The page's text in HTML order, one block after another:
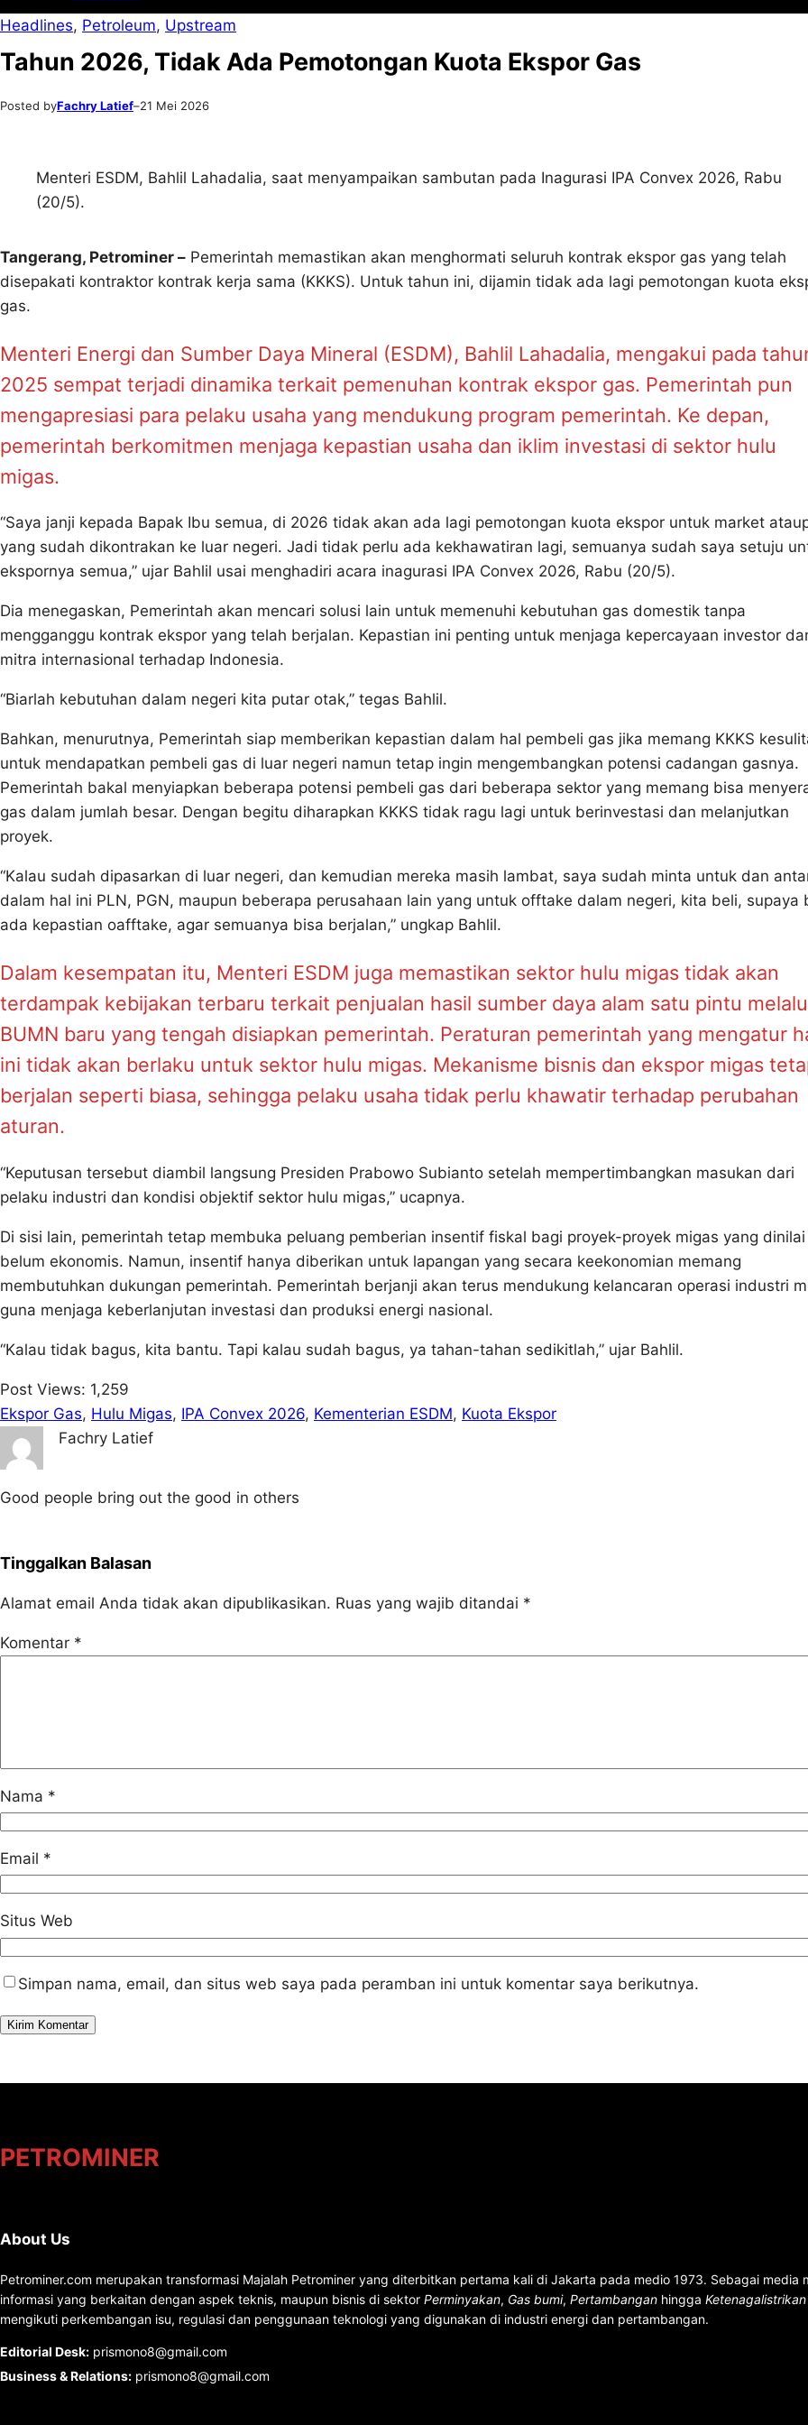
Headlines, Petroleum, Upstream
Tahun 2026, Tidak Ada Pemotongan Kuota Ekspor Gas
Posted byFachry Latief–21 Mei 2026
Menteri ESDM, Bahlil Lahadalia, saat menyampaikan sambutan pada Inagurasi IPA Convex 2026, Rabu
(20/5).
Tangerang, Petrominer – Pemerintah memastikan akan menghormati seluruh kontrak ekspor gas yang telah
disepakati kontraktor kontrak kerja sama (KKKS). Untuk tahun ini, dijamin tidak ada lagi pemotongan kuota
gas.
Menteri Energi dan Sumber Daya Mineral (ESDM), Bahlil Lahadalia, mengakui pada
2025 sempat terjadi dinamika terkait pemenuhan kontrak ekspor gas. Pemerintah pun
mengapresiasi para pelaku usaha yang mendukung program pemerintah. Ke depan,
pemerintah berkomitmen menjaga kepastian usaha dan iklim investasi di sektor hulu
migas.
“Saya janji kepada Bapak Ibu semua, di 2026 tidak akan ada lagi pemotongan kuota ekspor untuk market
yang sudah dikontrakan ke luar negeri. Jadi tidak perlu ada kekhawatiran lagi, semuanya sudah saya setuju
ekspornya semua,” ujar Bahlil usai menghadiri acara inagurasi IPA Convex 2026, Rabu (20/5).
Dia menegaskan, Pemerintah akan mencari solusi lain untuk memenuhi kebutuhan gas domestik tanpa
mengganggu kontrak ekspor yang telah berjalan. Kepastian ini penting untuk menjaga kepercayaan investor
mitra internasional terhadap Indonesia.
“Biarlah kebutuhan dalam negeri kita putar otak,” tegas Bahlil.
Bahkan, menurutnya, Pemerintah siap memberikan kepastian dalam hal pembeli gas jika memang KKKS
untuk mendapatkan pembeli gas di luar negeri namun tetap ingin mengembangkan potensi cadangan gasnya.
Pemerintah bakal menyiapkan beberapa potensi pembeli gas dari beberapa sektor yang memang bisa
gas dalam jumlah besar. Dengan begitu diharapkan KKKS tidak ragu lagi untuk berinvestasi dan melanjutkan
proyek.
“Kalau sudah dipasarkan di luar negeri, dan kemudian mereka masih lambat, saya sudah minta untuk dan
dalam hal ini PLN, PGN, maupun beberapa perusahaan lain yang untuk offtake dalam negeri, kita beli, supaya
ada kepastian oafftake, agar semuanya bisa berjalan,” ungkap Bahlil.
Dalam kesempatan itu, Menteri ESDM juga memastikan sektor hulu migas tidak akan
terdampak kebijakan terbaru terkait penjualan hasil sumber daya alam satu pintu
BUMN baru yang tengah disiapkan pemerintah. Peraturan pemerintah yang mengatur
ini tidak akan berlaku untuk sektor hulu migas. Mekanisme bisnis dan ekspor migas
berjalan seperti biasa, sehingga pelaku usaha tidak perlu khawatir terhadap perubahan
aturan.
“Keputusan tersebut diambil langsung Presiden Prabowo Subianto setelah mempertimbangkan masukan dari
pelaku industri dan kondisi objektif sektor hulu migas,” ucapnya.
Di sisi lain, pemerintah tetap membuka peluang pemberian insentif fiskal bagi proyek-proyek migas yang dinilai
belum ekonomis. Namun, insentif hanya diberikan untuk lapangan yang secara keekonomian memang
membutuhkan dukungan pemerintah. Pemerintah berjanji akan terus mendukung kelancaran operasi industri
guna menjaga keberlanjutan investasi dan produksi energi nasional.
“Kalau tidak bagus, kita bantu. Tapi kalau sudah bagus, ya tahan-tahan sedikitlah,” ujar Bahlil.
Post Views: 1,259
Ekspor Gas, Hulu Migas, IPA Convex 2026, Kementerian ESDM, Kuota Ekspor
Fachry Latief
Good people bring out the good in others
Tinggalkan Balasan
Alamat email Anda tidak akan dipublikasikan. Ruas yang wajib ditandai *
Komentar *
Nama *
Email *
Situs Web
Simpan nama, email, dan situs web saya pada peramban ini untuk komentar saya berikutnya.
PETROMINER
About Us
Petrominer.com merupakan transformasi Majalah Petrominer yang diterbitkan pertama kali di Jakarta pada medio 1973. Sebagai media
informasi yang berkaitan dengan aspek teknis, maupun bisnis di sektor Perminyakan, Gas bumi, Pertambangan hingga
mengikuti perkembangan isu, regulasi dan penggunaan teknologi yang digunakan di industri energi dan pertambangan.
Editorial Desk: prismono8@gmail.com
Business & Relations: prismono8@gmail.com